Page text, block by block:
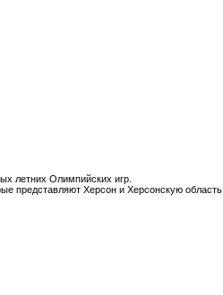
летних Олимпийских игр.
представляют Херсон и Херсонскую область.